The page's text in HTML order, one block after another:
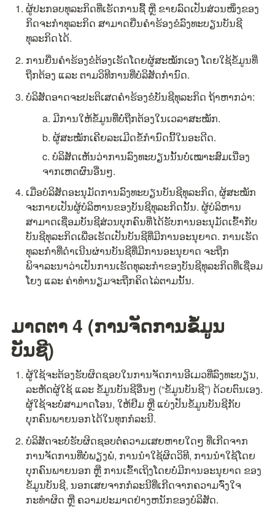
ຜູ້ປະກອບທຸລະກິດທີ່ເຮັດການຊື້ ຫຼື ຂາຍລົດເປັນສ່ວນໜຶ່ງຂອງ
ກິດຈະກຳທຸລະກິດ ສາມາດຍື່ນຄຳຮ້ອງຂໍລົງທະບຽນບັນຊີ
ທຸລະກິດໄດ້.
ການຍື່ນຄຳຮ້ອງຂໍຕ້ອງເຮັດໂດຍຜູ້ສະໝັກເອງ ໂດຍໃຊ້ຂໍ້ມູນທີ່
ຖືກຕ້ອງ ແລະ ຕາມວິທີການທີ່ບໍລິສັດກຳນົດ.
ບໍລິສັດອາດຈະປະຕິເສດຄຳຮ້ອງຂໍບັນຊີທຸລະກິດ ຖ້າຫາກວ່າ:
a. ມີການໃຫ້ຂໍ້ມູນທີ່ບໍ່ຖືກຕ້ອງໃນເວລາສະໝັກ.
b. ຜູ້ສະໝັກເຄີຍລະເມີດຂໍ້ກຳນົດນີ້ໃນອະດີດ.
c. ບໍລິສັດເຫັນວ່າການລົງທະບຽນນັ້ນບໍ່ເໝາະສົມເນື່ອງ
ຈາກເຫດຜົນອື່ນໆ.
ເມື່ອບໍລິສັດອະນຸມັດການລົງທະບຽນບັນຊີທຸລະກິດ, ຜູ້ສະໝັກ
ຈະກາຍເປັນຜູ້ບໍລິຫານຂອງບັນຊີທຸລະກິດນັ້ນ. ຜູ້ບໍລິຫານ
ສາມາດເຊື່ອມບັນຊີສ່ວນບຸກຄົນທີ່ໄດ້ຮັບການອະນຸມັດເຂົ້າກັບ
ບັນຊີທຸລະກິດເພື່ອເຮັດເປັນບັນຊີທີ່ມີການອະນຸຍາດ. ການເຮັດ
ທຸລະກຳທີ່ດຳເນີນຜ່ານບັນຊີທີ່ມີການອະນຸຍາດ ຈະຖືກ
ພິຈາລະນາວ່າເປັນການເຮັດທຸລະກຳຂອງບັນຊີທຸລະກິດທີ່ເຊື່ອມ
ໂຍງ ແລະ ຄ່າທຳນຽມຈະຖືກຄິດໄລ່ຕາມນັ້ນ.
ມາດຕາ 4 (ການຈັດການຂໍ້ມູນ
ບັນຊີ)
ຜູ້ໃຊ້ຈະຕ້ອງຮັບຜິດຊອບໃນການຈັດການອີເມວທີ່ລົງທະບຽນ,
ລະຫັດຜູ້ໃຊ້ ແລະ ຂໍ້ມູນບັນຊີອື່ນໆ (“ຂໍ້ມູນບັນຊີ”) ດ້ວຍຕົນເອງ.
ຜູ້ໃຊ້ຈະບໍ່ສາມາດໂອນ, ໃຫ້ຢືມ ຫຼື ແບ່ງປັນຂໍ້ມູນບັນຊີກັບ
ບຸກຄົນພາຍນອກໄດ້ໃນທຸກກໍລະນີ.
ບໍລິສັດຈະບໍ່ຮັບຜິດຊອບຕໍ່ຄວາມເສຍຫາຍໃດໆ ທີ່ເກີດຈາກ
ການຈັດການທີ່ບໍ່ພຽງພໍ, ການນຳໃຊ້ຜິດວິທີ, ການນຳໃຊ້ໂດຍ
ບຸກຄົນພາຍນອກ ຫຼື ການເຂົ້າເຖິງໂດຍບໍ່ມີການອະນຸຍາດ ຂອງ
ຂໍ້ມູນບັນຊີ, ນອກເສຍຈາກກໍລະນີທີ່ເກີດຈາກຄວາມຈົ່ງໃຈ
ກະທຳຜິດ ຫຼື ຄວາມປະມາດຢ່າງຫນັກຂອງບໍລິສັດ.